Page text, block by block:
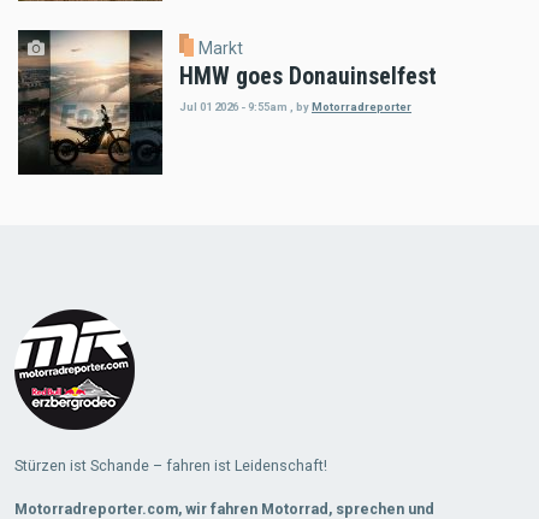
Markt
HMW goes Donauinselfest
Jul 01 2026 - 9:55am byMotorradreporter
Stürzen ist Schande – fahren ist Leidenschaft!
Motorradreporter.com, wir fahren Motorrad, sprechen und